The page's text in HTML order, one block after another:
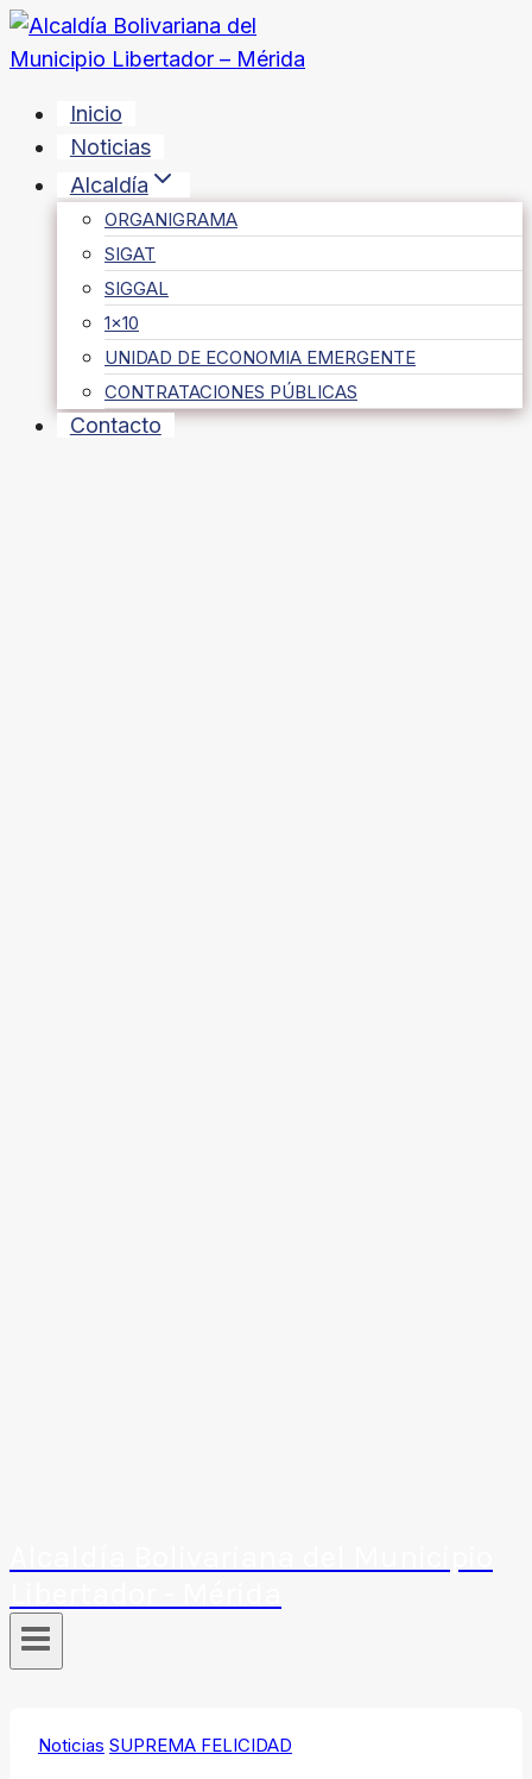
Saltar
al
Inicio
Noticias
Alcaldía
ORGANIGRAMA
SIGAT
SIGGAL
1×10
UNIDAD DE ECONOMIA EMERGENTE
CONTRATACIONES PÚBLICAS
Contacto
Noticias SUPREMA FELICIDAD